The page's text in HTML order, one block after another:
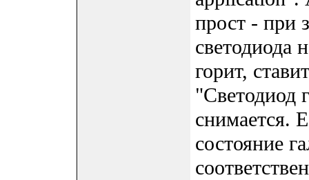
прост - при
светодиода
горит,
"Светодиод
снимается.
состояние